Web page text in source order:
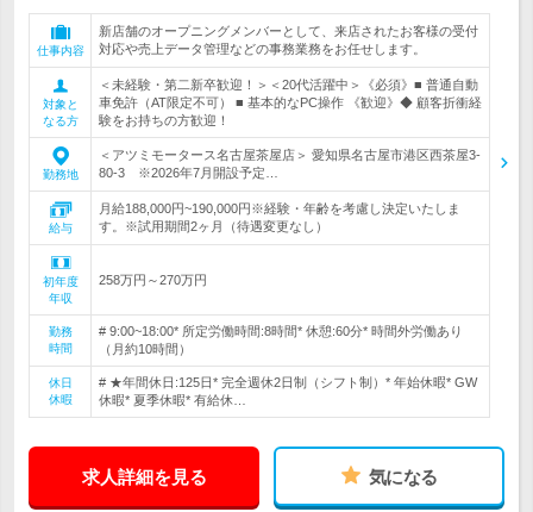
仕事内容
新店舗のオープニングメンバーとして、来店されたお客様の受付
対応や売上データ管理などの事務業務をお任せします。
対象と
なる方
＜未経験・第二新卒歓迎！＞＜20代活躍中＞《必須》■ 普通自動
車免許（AT限定不可） ■ 基本的なPC操作 《歓迎》◆ 顧客折衝経
験をお持ちの方歓迎！
勤務地
＜アツミモータース名古屋茶屋店＞ 愛知県名古屋市港区西茶屋3-
80-3 ※2026年7月開設予定…
給与
月給188,000円~190,000円※経験・年齢を考慮し決定いたしま
す。※試用期間2ヶ月（待遇変更なし）
初年度
年収
258万円～270万円
勤務
時間
# 9:00~18:00* 所定労働時間:8時間* 休憩:60分* 時間外労働あり
（月約10時間）
休日
休暇
# ★年間休日:125日* 完全週休2日制（シフト制）* 年始休暇* GW
休暇* 夏季休暇* 有給休…
求人詳細を見る 気になる